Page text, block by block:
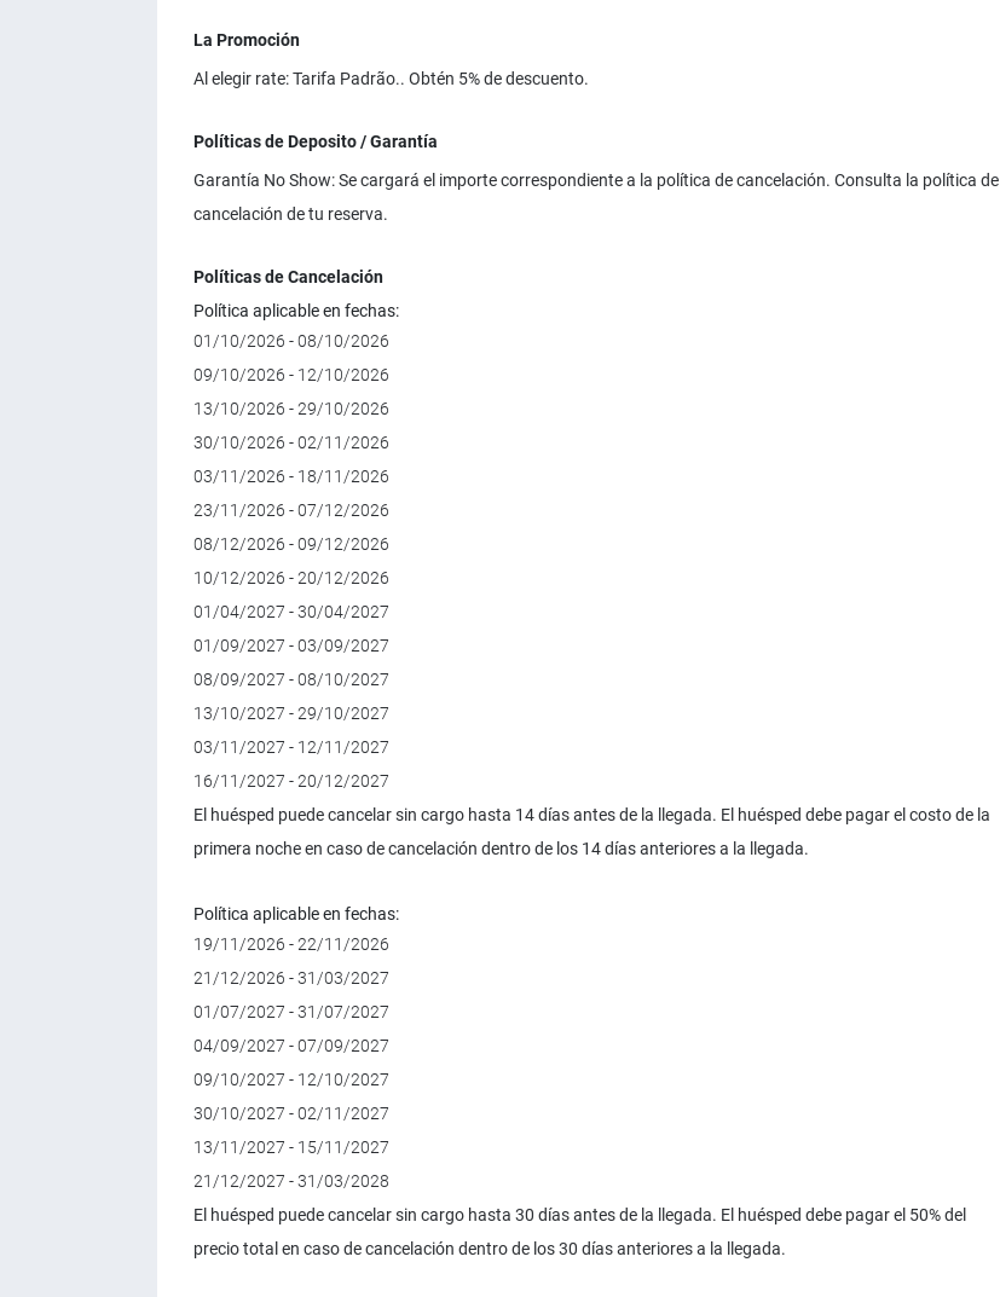
La Promoción
Al elegir rate: Tarifa Padrão.. Obtén 5% de descuento.
Políticas de Deposito / Garantía
Garantía No Show: Se cargará el importe correspondiente a la política de cancelación. Consulta la política de
cancelación de tu reserva.
Políticas de Cancelación
Política aplicable en fechas:
01/10/2026 - 08/10/2026
09/10/2026 - 12/10/2026
13/10/2026 - 29/10/2026
30/10/2026 - 02/11/2026
03/11/2026 - 18/11/2026
23/11/2026 - 07/12/2026
08/12/2026 - 09/12/2026
10/12/2026 - 20/12/2026
01/04/2027 - 30/04/2027
01/09/2027 - 03/09/2027
08/09/2027 - 08/10/2027
13/10/2027 - 29/10/2027
03/11/2027 - 12/11/2027
16/11/2027 - 20/12/2027
El huésped puede cancelar sin cargo hasta 14 días antes de la llegada. El huésped debe pagar el costo de la
primera noche en caso de cancelación dentro de los 14 días anteriores a la llegada.
Política aplicable en fechas:
19/11/2026 - 22/11/2026
21/12/2026 - 31/03/2027
01/07/2027 - 31/07/2027
04/09/2027 - 07/09/2027
09/10/2027 - 12/10/2027
30/10/2027 - 02/11/2027
13/11/2027 - 15/11/2027
21/12/2027 - 31/03/2028
El huésped puede cancelar sin cargo hasta 30 días antes de la llegada. El huésped debe pagar el 50% del
precio total en caso de cancelación dentro de los 30 días anteriores a la llegada.